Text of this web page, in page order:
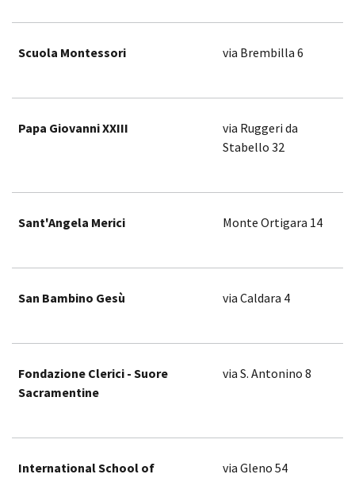
Scuola Montessori via Brembilla 6
Papa Giovanni XXIII
via Ruggeri da
Stabello 32
Sant'Angela Merici Monte Ortigara 14
San Bambino Gesù via Caldara 4
Fondazione Clerici - Suore
Sacramentine
via S. Antonino 8
International School of
via Gleno 54